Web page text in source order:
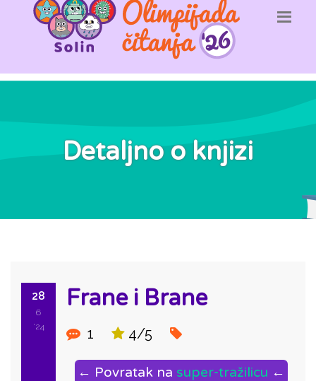
Detaljno o knjizi
28
6
'24
Frane i Brane
1 4/5
← Povratak na super-tražilicu ←